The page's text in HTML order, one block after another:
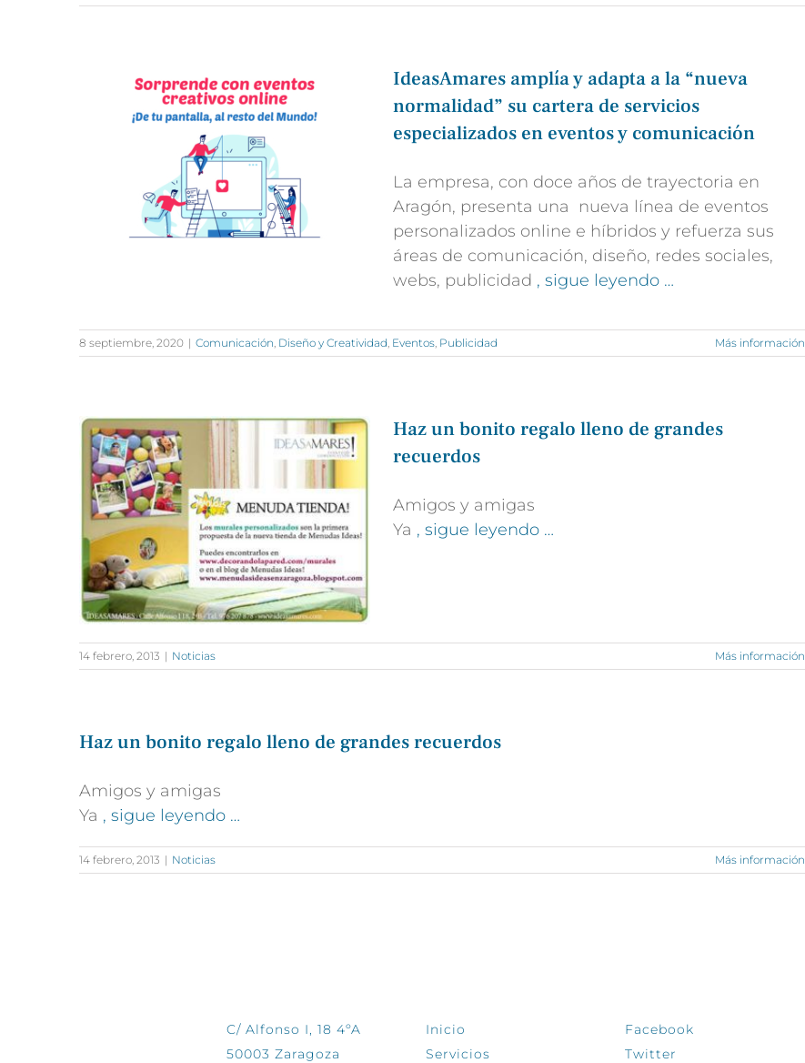
IdeasAmares amplía y adapta a la “nueva
normalidad” su cartera de servicios
especializados en eventos y comunicación
La empresa, con doce años de trayectoria en
Aragón, presenta una nueva línea de eventos
personalizados online e híbridos y refuerza sus
áreas de comunicación, diseño, redes sociales,
webs, publicidad , sigue leyendo …
8 septiembre, 2020 | Comunicación, Diseño y Creatividad, Eventos, Publicidad Más información
Haz un bonito regalo lleno de grandes
recuerdos
Amigos y amigas
Ya , sigue leyendo …
14 febrero, 2013 | Noticias Más información
Haz un bonito regalo lleno de grandes recuerdos
Amigos y amigas
Ya , sigue leyendo …
14 febrero, 2013 | Noticias Más información
C/ Alfonso I, 18 4ºA
50003 Zaragoza
Inicio
Servicios
Facebook
Twitter